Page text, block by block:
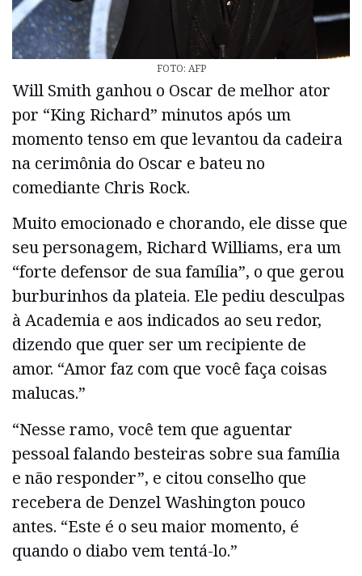
FOTO: AFP
Will Smith ganhou o Oscar de melhor ator
por “King Richard” minutos após um
momento tenso em que levantou da cadeira
na cerimônia do Oscar e bateu no
comediante Chris Rock.
Muito emocionado e chorando, ele disse que
seu personagem, Richard Williams, era um
“forte defensor de sua família”, o que gerou
burburinhos da plateia. Ele pediu desculpas
à Academia e aos indicados ao seu redor,
dizendo que quer ser um recipiente de
amor. “Amor faz com que você faça coisas
malucas.”
“Nesse ramo, você tem que aguentar
pessoal falando besteiras sobre sua família
e não responder”, e citou conselho que
recebera de Denzel Washington pouco
antes. “Este é o seu maior momento, é
quando o diabo vem tentá-lo.”